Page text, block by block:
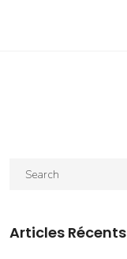
Articles Récents